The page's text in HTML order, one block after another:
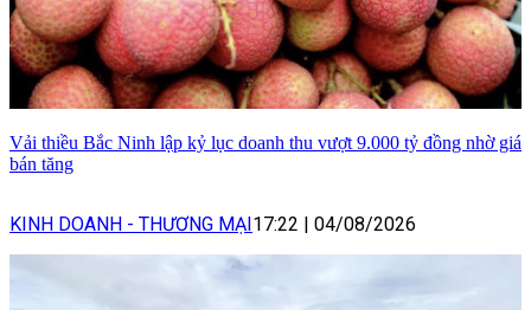
Vải thiều Bắc Ninh lập kỷ lục doanh thu vượt 9.000 tỷ đồng nhờ giá
bán tăng
KINH DOANH - THƯƠNG MẠI 17:22 04/08/2026